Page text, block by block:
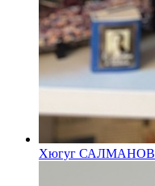
Хюгуг САЛМАНОВ